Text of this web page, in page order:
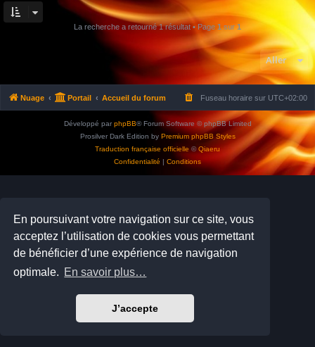
En poursuivant votre navigation sur ce site, vous
acceptez l’utilisation de cookies vous permettant
de bénéficier d’une expérience de navigation
optimale. En savoir plus…
J’accepte
La recherche a retourné 1 résultat • Page 1 sur1
Aller
Nuage Portail Accueil du forum Fuseau horaire sur UTC+02:00
Développé par phpBB® Forum Software © phpBB Limited
Prosilver Dark Edition by Premium phpBB Styles
Traduction française officielle©Qiaeru
Confidentialité | Conditions